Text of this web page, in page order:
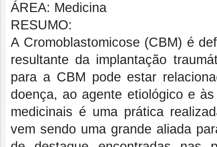
ÁREA: Medicina
RESUMO:
A Cromoblastomicose (CBM) é
resultante da implantação
para a CBM pode estar
doença, ao agente etiológico e
medicinais é uma prática
vem sendo uma grande aliada